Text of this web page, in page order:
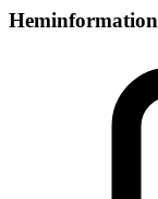
Heminformation